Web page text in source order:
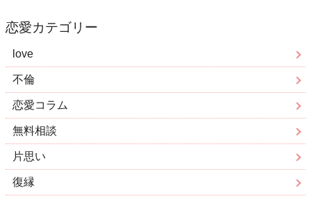
恋愛カテゴリー
love
不倫
恋愛コラム
無料相談
片思い
復縁